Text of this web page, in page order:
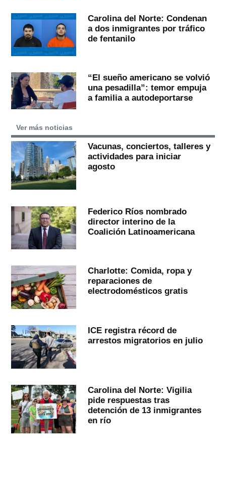
Carolina del Norte: Condenan
a dos inmigrantes por tráfico
de fentanilo
“El sueño americano se volvió
una pesadilla”: temor empuja
a familia a autodeportarse
Ver más noticias
Vacunas, conciertos, talleres y
actividades para iniciar
agosto
Federico Ríos nombrado
director interino de la
Coalición Latinoamericana
Charlotte: Comida, ropa y
reparaciones de
electrodomésticos gratis
ICE registra récord de
arrestos migratorios en julio
Carolina del Norte: Vigilia
pide respuestas tras
detención de 13 inmigrantes
en río